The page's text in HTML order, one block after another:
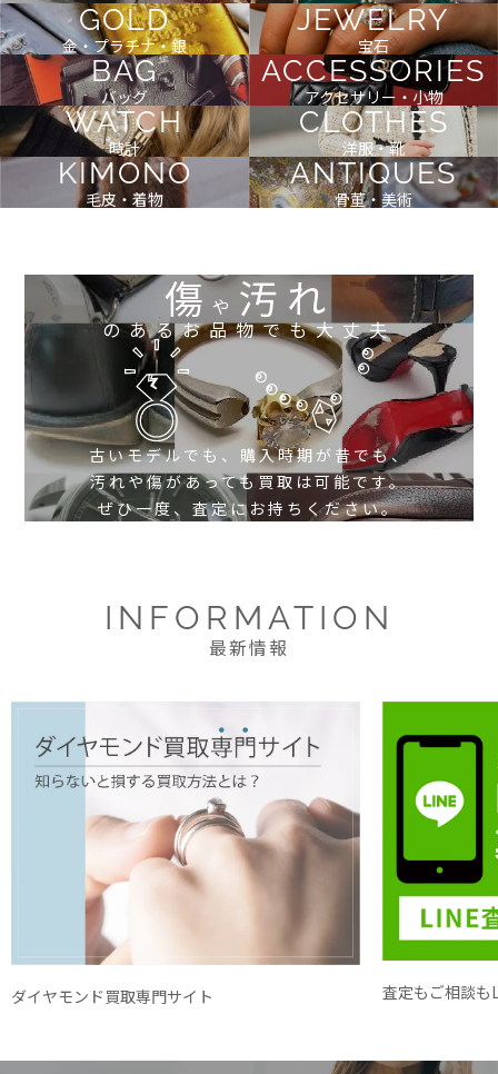
GOLD
金・プラチナ・銀
JEWELRY
宝石
BAG
バッグ
ACCESSORIES
アクセサリー・小物
WATCH
時計
CLOTHES
洋服・靴
KIMONO
毛皮・着物
ANTIQUES
骨董・美術
傷や 汚れ
のあるお品物でも大丈夫
古いモデルでも、購入時期が昔でも、
汚れや傷があっても買取は可能です。
ぜひ一度、査定にお持ちください。
INFORMATION
最新情報
ダイヤモンド買取専門サイト 査定もご相談も